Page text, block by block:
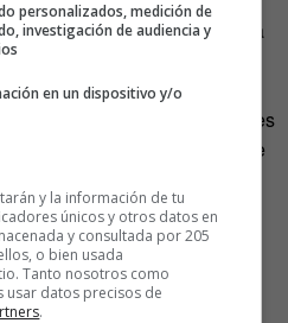
«honestidad», se asienta
que sea reproducido por los
cuando laappcomenzó a
Medio, muchos adolescentes
valoraciones positivas de
personalizados, medición de
investigación de audiencia y
en un dispositivo y/o
y la información de tu
únicos y otros datos en
y consultada por 205
o bien usada
Tanto nosotros como
datos precisos de
.